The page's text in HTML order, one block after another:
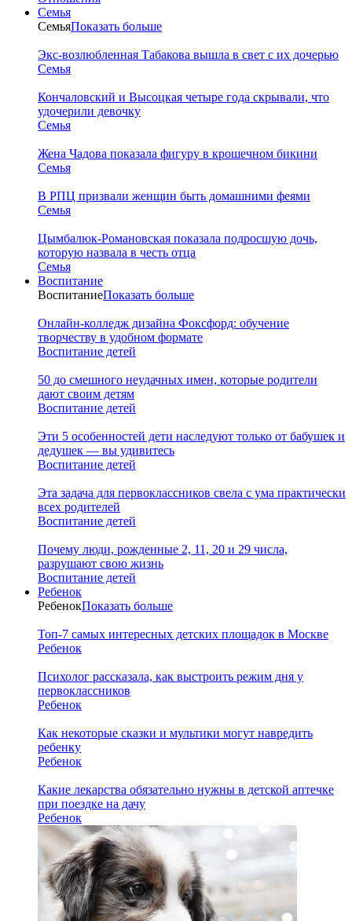
Семья
СемьяПоказать больше
Экс-возлюбленная Табакова вышла в свет с их дочерью
Семья
Кончаловский и Высоцкая четыре года скрывали, что
удочерили девочку
Семья
Жена Чадова показала фигуру в крошечном бикини
Семья
В РПЦ призвали женщин быть домашними феями
Семья
Цымбалюк-Романовская показала подросшую дочь,
которую назвала в честь отца
Семья
Воспитание
ВоспитаниеПоказать больше
Онлайн-колледж дизайна Фоксфорд: обучение
творчеству в удобном формате
Воспитание детей
50 до смешного неудачных имен, которые родители
дают своим детям
Воспитание детей
Эти 5 особенностей дети наследуют только от бабушек и
дедушек — вы удивитесь
Воспитание детей
Эта задача для первоклассников свела с ума практически
всех родителей
Воспитание детей
Почему люди, рожденные 2, 11, 20 и 29 числа,
разрушают свою жизнь
Воспитание детей
Ребенок
РебенокПоказать больше
Топ-7 самых интересных детских площадок в Москве
Ребенок
Психолог рассказала, как выстроить режим дня у
первоклассников
Ребенок
Как некоторые сказки и мультики могут навредить
ребенку
Ребенок
Какие лекарства обязательно нужны в детской аптечке
при поездке на дачу
Ребенок